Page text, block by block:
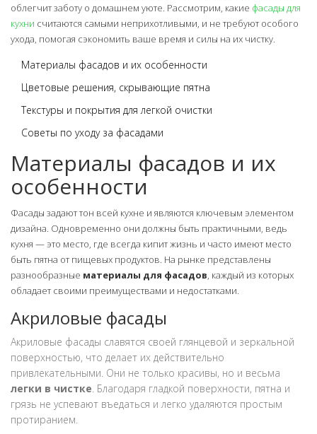
облегчит заботу о домашнем уюте. Рассмотрим, какие фасады для
кухни считаются самыми неприхотливыми, и не требуют особого
ухода, помогая сэкономить ваше время и силы на их чистку.
Материалы фасадов и их особенности
Цветовые решения, скрывающие пятна
Текстуры и покрытия для легкой очистки
Советы по уходу за фасадами
Материалы фасадов и их
особенности
Фасады задают тон всей кухне и являются ключевым элементом
дизайна. Одновременно они должны быть практичными, ведь
кухня — это место, где всегда кипит жизнь и часто имеют место
быть пятна от пищевых продуктов. На рынке представлены
разнообразные материалы для фасадов, каждый из которых
обладает своими преимуществами и недостатками.
Акриловые фасады
Акриловые фасады славятся своей глянцевой и зеркальной
поверхностью, что делает их действительно
привлекательными. Они не только красивы, но и весьма
легки в чистке. Благодаря гладкой поверхности, пятна и
грязь не успевают въедаться и легко удаляются простым
протиранием.